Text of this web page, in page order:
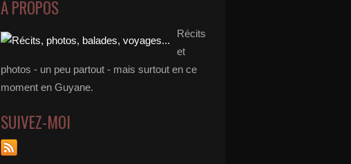
À PROPOS
Récits
et
photos - un peu partout - mais surtout en ce
moment en Guyane.
SUIVEZ-MOI